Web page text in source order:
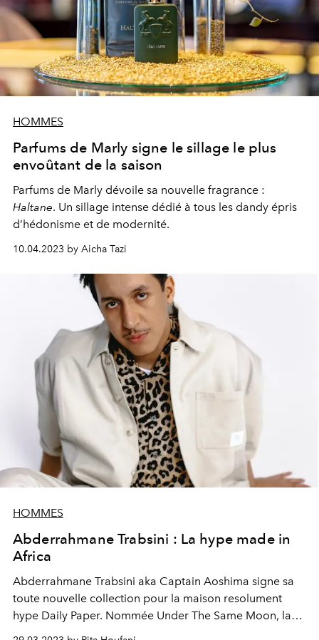
HOMMES
Parfums de Marly signe le sillage le plus
envoûtant de la saison
Parfums de Marly dévoile sa nouvelle fragrance :
Haltane. Un sillage intense dédié à tous les dandy épris
d’hédonisme et de modernité.
10.04.2023 by Aicha Tazi
HOMMES
Abderrahmane Trabsini : La hype made in
Africa
Abderrahmane Trabsini aka Captain Aoshima signe sa
toute nouvelle collection pour la maison resolument
hype Daily Paper. Nommée Under The Same Moon, la
S/S 23 collection s’inspire de ses origines marocaines.